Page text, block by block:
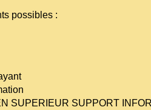
possibles :
SUPERIEUR SUPPORT